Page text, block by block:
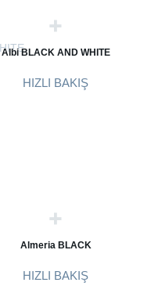
Albi BLACK AND WHITE
HIZLI BAKIŞ
Almeria BLACK
HIZLI BAKIŞ